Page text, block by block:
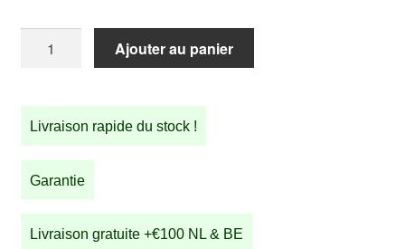
à
air
pouces
Ajouter au panier
Livraison rapide du stock !
Garantie
Livraison gratuite +€100 NL & BE